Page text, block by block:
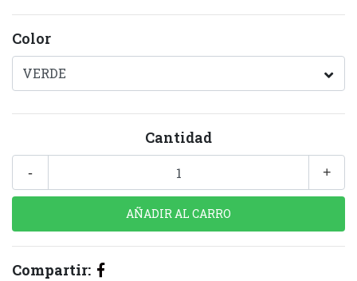
Color
Cantidad
+
-
Compartir: